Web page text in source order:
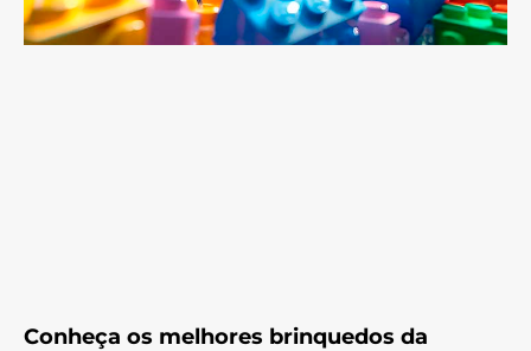
Conheça os melhores brinquedos da